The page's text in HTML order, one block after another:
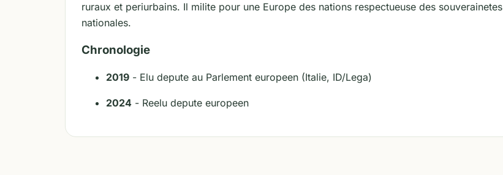
ruraux et periurbains. Il milite pour une Europe des nations respectueuse des souverainetes
nationales.
Chronologie
2019 - Elu depute au Parlement europeen (Italie, ID/Lega)
2024 - Reelu depute europeen